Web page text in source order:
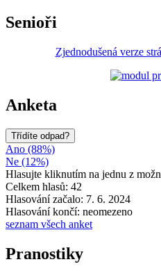
Senioři
Zjednodušená verze
Anketa
Třídíte odpad?
Ano (88%)
Ne (12%)
Hlasujte kliknutím na jednu z
Celkem hlasů: 42
Hlasování začalo: 7. 6. 2024
Hlasování končí: neomezeno
seznam všech anket
Pranostiky